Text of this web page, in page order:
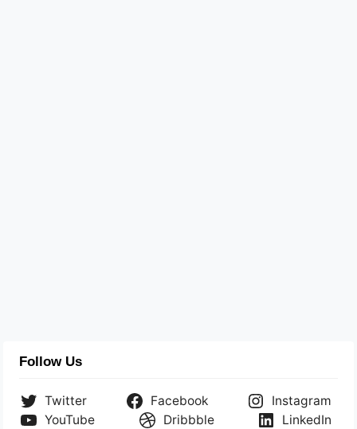
Follow Us
Twitter Facebook
Instagram
YouTube
Dribbble LinkedIn